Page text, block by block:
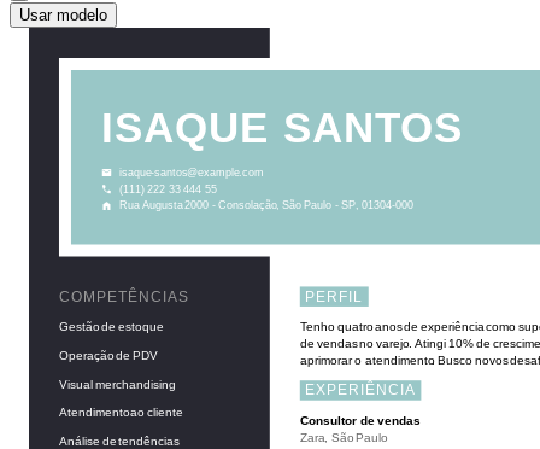
Usar modelo